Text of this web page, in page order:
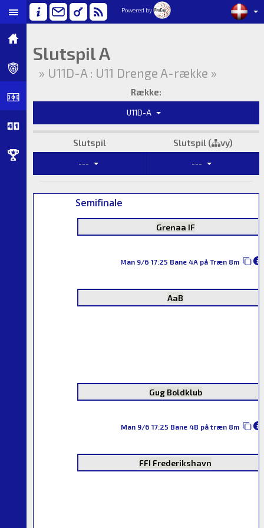
Powered by
Slutspil A
» U11D-A : U11 Drenge A-række »
Række:
U11D-A
Slutspil Slutspil ( vy)
--- ---
Semifinale
Grenaa IF
Man 9/6 17:25 Bane 4A på Træn 8m
AaB
Gug Boldklub
Man 9/6 17:25 Bane 4B på træn 8m
FFI Frederikshavn